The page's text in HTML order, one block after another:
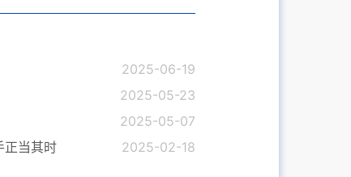
2025-06-19
2025-05-23
2025-05-07
正当其时
2025-02-18